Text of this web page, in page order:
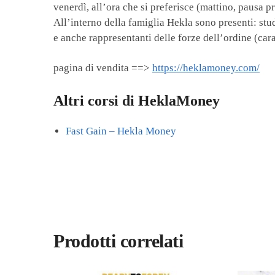
venerdì, all’ora che si preferisce (mattino, pausa
All’interno della famiglia Hekla sono presenti:
e anche rappresentanti delle forze dell’ordine
pagina di vendita ==>https://heklamoney.com/
Altri corsi di HeklaMoney
Fast Gain – Hekla Money
Prodotti correlati